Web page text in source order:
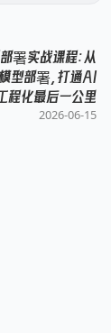
署实战课程：从
型部署，打通AI
程化最后一公里
2026-06-15